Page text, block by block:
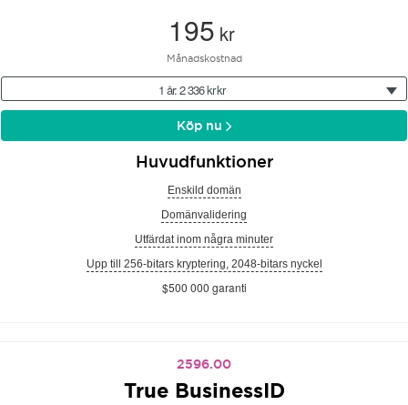
195 kr
Månadskostnad
1 år: 2 336 kr kr
Köp nu
Huvudfunktioner
Enskild domän
Domänvalidering
Utfärdat inom några minuter
Upp till 256-bitars kryptering, 2048-bitars nyckel
$500 000 garanti
2596.00
True BusinessID